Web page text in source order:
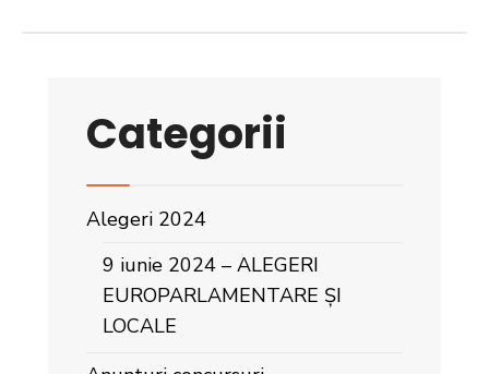
Categorii
Alegeri 2024
9 iunie 2024 – ALEGERI
EUROPARLAMENTARE ȘI
LOCALE